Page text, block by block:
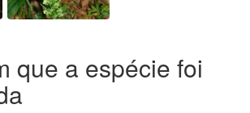
que a espécie foi